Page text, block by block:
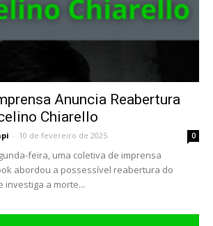
Anuncia Reabertura
Chiarello
- 10 de fevereiro de 2025 0
feira, uma coletiva de imprensa
abordou a possessível reabertura do
investiga a morte...